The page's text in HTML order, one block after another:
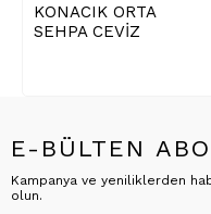
KONACIK ORTA
SEHPA CEVİZ
E-BÜLTEN
Kampanya ve yeniliklerden
olun.